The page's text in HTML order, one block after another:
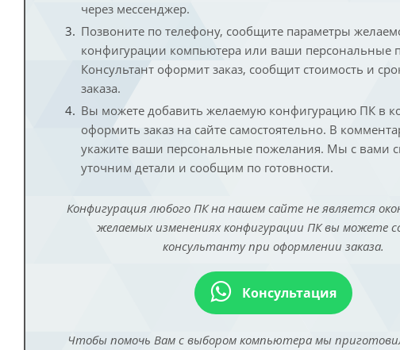
через мессенджер.
Позвоните по телефону, сообщите параметры
конфигурации компьютера или ваши персональные
Консультант оформит заказ, сообщит стоимость и
заказа.
Вы можете добавить желаемую конфигурацию ПК в
оформить заказ на сайте самостоятельно. В
укажите ваши персональные пожелания. Мы с вами
уточним детали и сообщим по готовности.
Конфигурация любого ПК на нашем сайте не является
желаемых изменениях конфигурации ПК вы можете
консультанту при оформлении заказа.
Консультация
Чтобы помочь Вам с выбором компьютера мы